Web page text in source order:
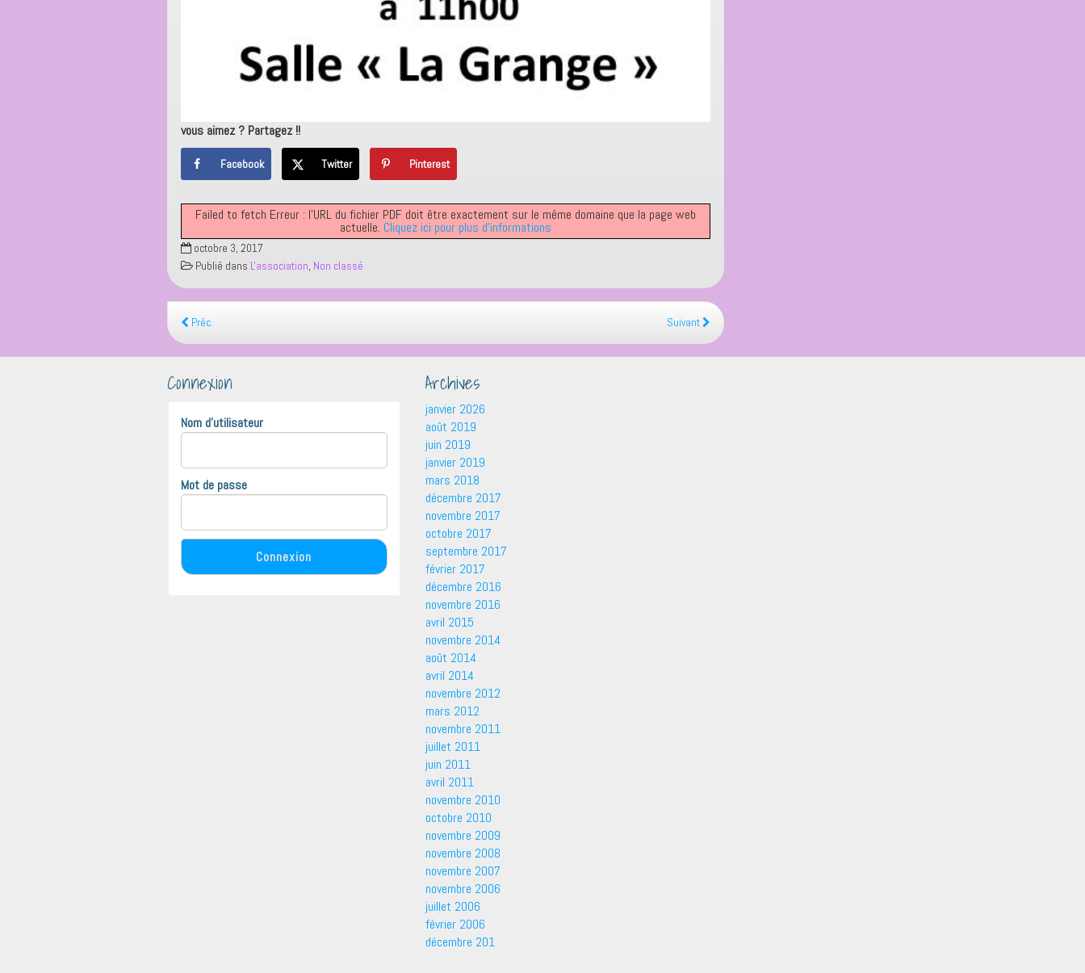
vous aimez ? Partagez !!
Facebook Twitter Pinterest
Failed to fetch Erreur : l’URL du fichier PDF doit être exactement sur le même domaine que la page web
actuelle. Cliquez ici pour plus d’informations
octobre 3, 2017
Publié dans L'association, Non classé
Préc. Suivant
Connexion
Nom d'utilisateur
Mot de passe
Archives
janvier 2026
août 2019
juin 2019
janvier 2019
mars 2018
décembre 2017
novembre 2017
octobre 2017
septembre 2017
février 2017
décembre 2016
novembre 2016
avril 2015
novembre 2014
août 2014
avril 2014
novembre 2012
mars 2012
novembre 2011
juillet 2011
juin 2011
avril 2011
novembre 2010
octobre 2010
novembre 2009
novembre 2008
novembre 2007
novembre 2006
juillet 2006
février 2006
décembre 201